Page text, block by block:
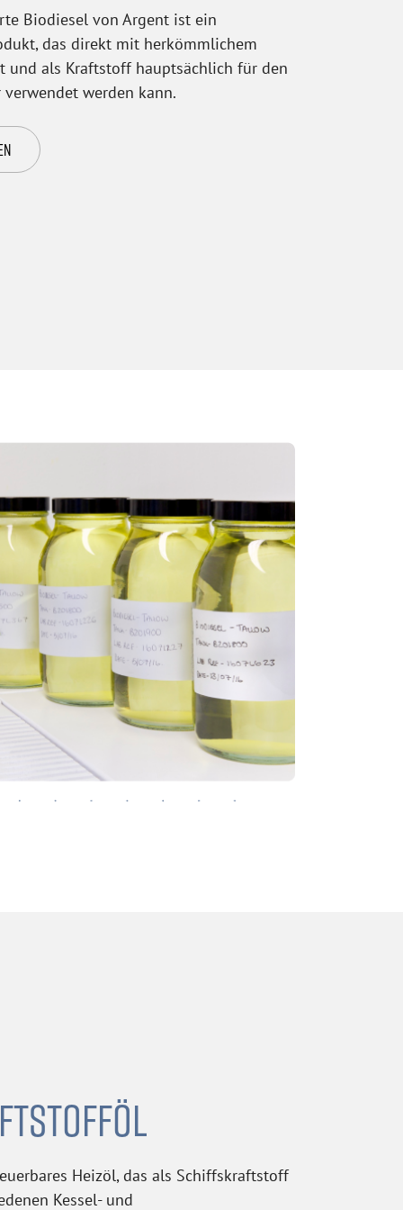
Biodiesel von Argent ist ein
das direkt mit herkömmlichem
und als Kraftstoff hauptsächlich für den
werden kann.
Heizöl, das als Schiffskraftstoff
Kessel- und